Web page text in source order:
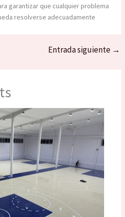
garantizar que cualquier problema
resolverse adecuadamente
Entrada siguiente →